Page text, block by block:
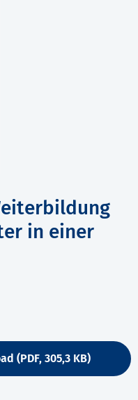
in einer
(PDF, 305,3 KB)